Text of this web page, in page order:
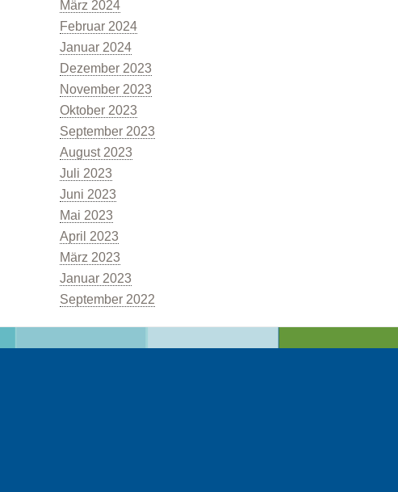
Förderkompass
Die Rolle der Kommunen
März 2024
Februar 2024
Januar 2024
Dezember 2023
November 2023
Oktober 2023
September 2023
August 2023
Juli 2023
Juni 2023
Mai 2023
April 2023
März 2023
Januar 2023
September 2022